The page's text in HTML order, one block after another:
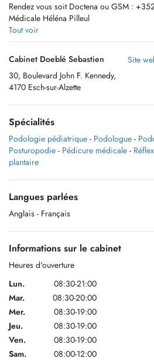
Rendez vous soit Doctena ou GSM :
Médicale Héléna Pilleul
Information complémentaire, voir Site
2 praticiens de santé pour vous aider
soigne via le prisme de l'analyse
(Posturopodie & PNS). Podologue du
universitaire en Podologie du sport et
analyse réflexe archiaque sur le membre
> Héléna Pilleul, Pédicurie Médicale
plantaire, orthopodologie.
Sur emploi du temps, si vous ne trouvez
Podologue Sébastien Doeblé, vérifier
collègue, Héléna Pilleul, pédicure
Tout voir
Cabinet Doeblé Sebastien
30, Boulevard John F. Kennedy,
4170 Esch-sur-Alzette
Site
Spécialités
Podologie pédiatrique - Podologue -
Posturopodie - Pédicure médicale -
plantaire
Langues parlées
Anglais - Français
Informations sur le cabinet
Heures d'ouverture
Lun.
08:30-21:00
Mar.
08:30-20:00
Mer.
08:30-19:00
Jeu.
08:30-19:00
Ven.
08:30-19:00
Sam.
08:00-12:00